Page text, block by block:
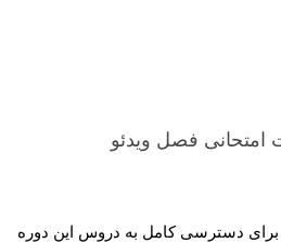
امتحانی فصل ویدئو
دسترسی کامل به دروس این دوره